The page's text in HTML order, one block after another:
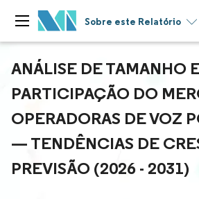
Sobre este Relatório
ANÁLISE DE TAMANHO
PARTICIPAÇÃO DO
OPERADORAS DE VOZ
— TENDÊNCIAS DE
PREVISÃO (2026 - 2031)